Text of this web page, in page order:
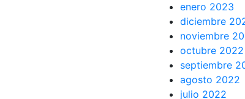
enero 2023
diciembre
noviembre
octubre 2022
septiembre
agosto 2022
julio 2022